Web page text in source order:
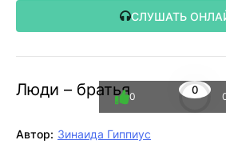
СЛУШАТЬ
Люди – братья 0
0
Автор: Зинаида Гиппиус